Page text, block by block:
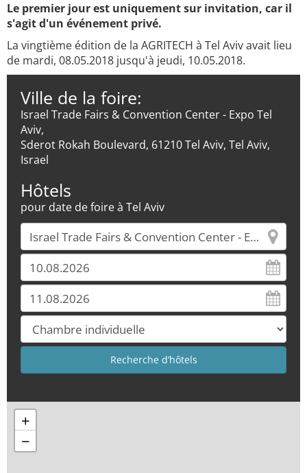
Le premier jour est uniquement sur invitation, car il
s'agit d'un événement privé.
La vingtième édition de la AGRITECH à Tel Aviv avait lieu
de mardi, 08.05.2018 jusqu'à jeudi, 10.05.2018.
Ville de la foire:
Israel Trade Fairs & Convention Center - Expo Tel
Aviv,
Sderot Rokah Boulevard, 61210 Tel Aviv, Tel Aviv,
Israel
Hôtels
pour date de foire à Tel Aviv
+
−